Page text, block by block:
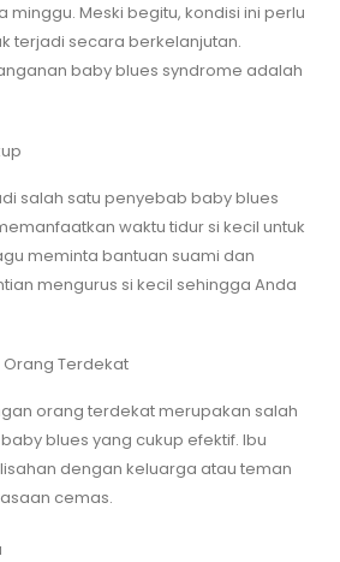
minggu. Meski begitu, kondisi ini perlu
terjadi secara berkelanjutan.
baby blues syndrome adalah
salah satu penyebab baby blues
waktu tidur si kecil untuk
meminta bantuan suami dan
mengurus si kecil sehingga Anda
Terdekat
orang terdekat merupakan salah
blues yang cukup efektif. Ibu
dengan keluarga atau teman
cemas.